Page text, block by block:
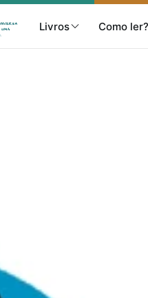
Livros Como ler?